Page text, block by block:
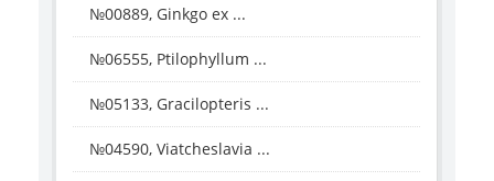
№00889, Ginkgo ex ...
№06555, Ptilophyllum ...
№05133, Gracilopteris ...
№04590, Viatcheslavia ...